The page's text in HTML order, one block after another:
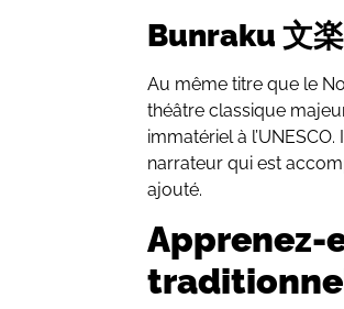
Bunraku 文楽
Au même titre que le
théâtre classique
immatériel à
narrateur qui est
ajouté.
Apprenez-